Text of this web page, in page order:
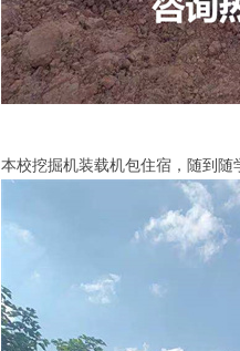
本校挖掘机装载机包住宿，随到